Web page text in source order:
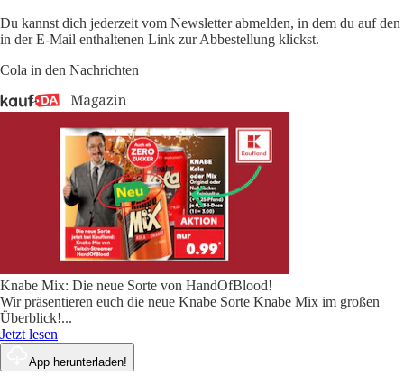
Du kannst dich jederzeit vom Newsletter abmelden, in dem du auf den
in der E-Mail enthaltenen Link zur Abbestellung klickst.
Cola in den Nachrichten
Knabe Mix: Die neue Sorte von HandOfBlood!
Wir präsentieren euch die neue Knabe Sorte Knabe Mix im großen
Überblick!...
Jetzt lesen
App herunterladen!